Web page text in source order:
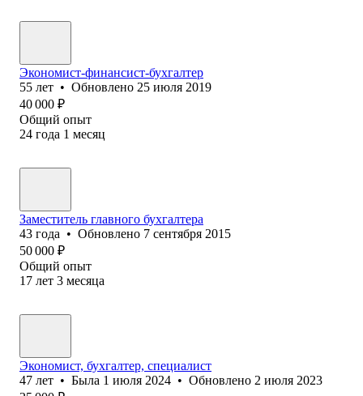
Экономист-финансист-бухгалтер
55 лет • Обновлено 25 июля 2019
40 000 ₽
Общий опыт
24 года 1 месяц
Заместитель главного бухгалтера
43 года • Обновлено 7 сентября 2015
50 000 ₽
Общий опыт
17 лет 3 месяца
Экономист, бухгалтер, специалист
47 лет • Была 1 июля 2024 • Обновлено 2 июля 2023